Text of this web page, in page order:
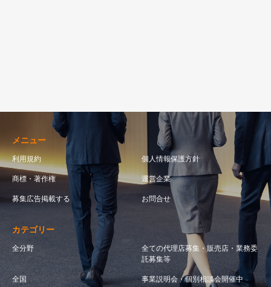
メニュー
利用規約 個人情報保護方針
商標・著作権 運営企業
募集広告掲載する お問合せ
カテゴリー
全分野
全ての代理店募集・販売店・業務委
託募集等
全国 事業説明会・個別相談会開催中